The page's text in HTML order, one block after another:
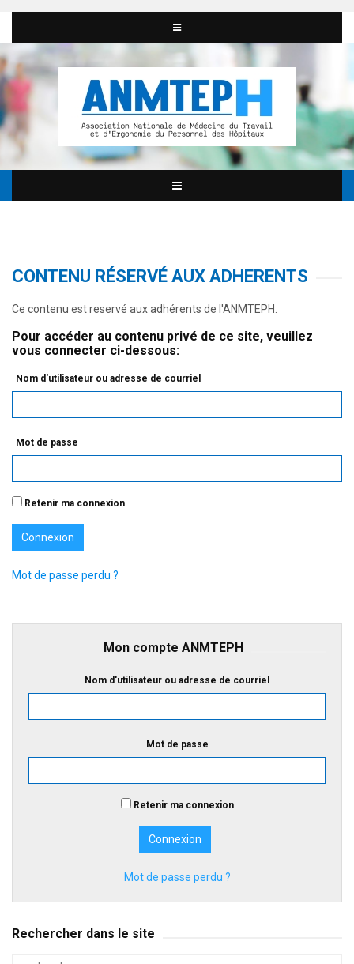
CONTENU RÉSERVÉ AUX ADHERENTS
Ce contenu est reservé aux adhérents de l'ANMTEPH.
Pour accéder au contenu privé de ce site, veuillez
vous connecter ci-dessous:
Nom d'utilisateur ou adresse de courriel
Mot de passe
Retenir ma connexion
Mot de passe perdu ?
Mon compte ANMTEPH
Nom d'utilisateur ou adresse de courriel
Mot de passe
Retenir ma connexion
Mot de passe perdu ?
Rechercher dans le site